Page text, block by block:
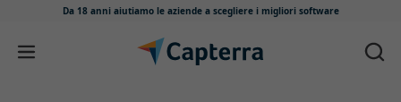
Da 18 anni aiutiamo le aziende a scegliere i migliori software
Salta e vai al contenuto